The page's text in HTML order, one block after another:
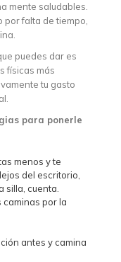
mente saludables.
por falta de tiempo,
puedes dar es
físicas más
tu gasto
para ponerle
menos y te
del escritorio,
silla, cuenta.
por la
antes y camina